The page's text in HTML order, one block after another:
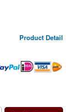
Product Detail